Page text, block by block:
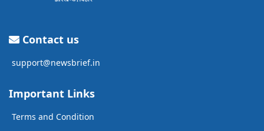
Contact us
support@newsbrief.in
Important Links
Terms and Condition